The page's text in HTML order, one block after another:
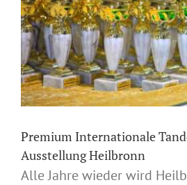
Premium Internationale
Ausstellung Heilbronn
Alle Jahre wieder wird